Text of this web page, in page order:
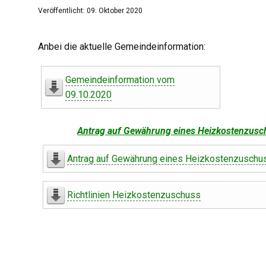
Veröffentlicht: 09. Oktober 2020
Anbei die aktuelle Gemeindeinformation:
Gemeindeinformation vom
09.10.2020
Antrag auf Gewährung eines
Antrag auf Gewährung eines
Richtlinien Heizkostenzuschuss